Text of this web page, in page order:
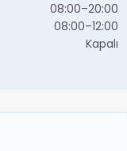
08:00–20:00
08:00–12:00
Kapalı